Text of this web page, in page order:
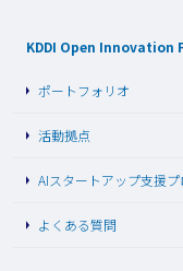
KDDI Open Innovation
ポートフォリオ
活動拠点
AIスタートアップ支援
よくある質問